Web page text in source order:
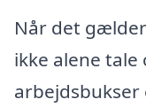
Når det
ikke alene tale
arbejdsbukser